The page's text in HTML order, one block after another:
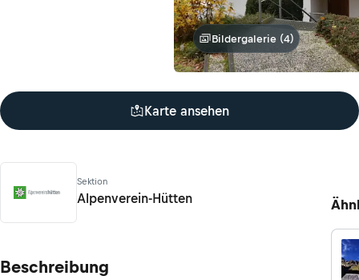
Bildergalerie (4)
Karte ansehen
Sektion
Alpenverein-Hütten
Beschreibung